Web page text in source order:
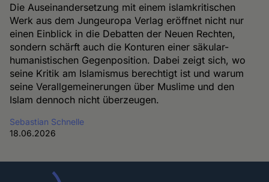
Die Auseinandersetzung mit einem islamkritischen
Werk aus dem Jungeuropa Verlag eröffnet nicht nur
einen Einblick in die Debatten der Neuen Rechten,
sondern schärft auch die Konturen einer säkular-
humanistischen Gegenposition. Dabei zeigt sich, wo
seine Kritik am Islamismus berechtigt ist und warum
seine Verallgemeinerungen über Muslime und den
Islam dennoch nicht überzeugen.
Sebastian Schnelle
18.06.2026